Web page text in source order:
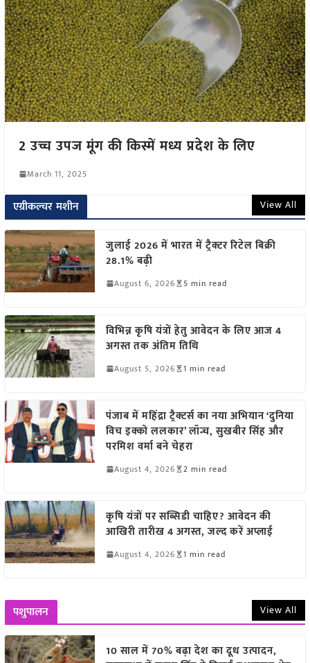
2 उच्च उपज मूंग की किस्में मध्य प्रदेश के लिए
March 11, 2025
एग्रीकल्चर मशीन View All
जुलाई 2026 में भारत में ट्रैक्टर रिटेल बिक्री
28.1% बढ़ी
August 6, 2026 5 min read
विभिन्न कृषि यंत्रों हेतु आवेदन के लिए आज 4
अगस्त तक अंतिम तिथि
August 5, 2026 1 min read
पंजाब में महिंद्रा ट्रैक्टर्स का नया अभियान ‘दुनिया
विच इक्को ललकार’ लॉन्च, सुखबीर सिंह और
परमिश वर्मा बने चेहरा
August 4, 2026 2 min read
कृषि यंत्रों पर सब्सिडी चाहिए? आवेदन की
आखिरी तारीख 4 अगस्त, जल्द करें अप्लाई
August 4, 2026 1 min read
पशुपालन View All
10 साल में 70% बढ़ा देश का दूध उत्पादन,